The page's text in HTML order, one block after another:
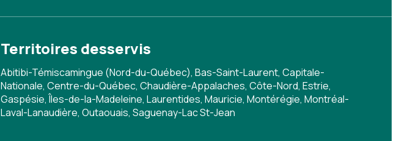
Territoires desservis
Abitibi-Témiscamingue (Nord-du-Québec), Bas-Saint-Laurent, Capitale-
Nationale, Centre-du-Québec, Chaudière-Appalaches, Côte-Nord, Estrie,
Gaspésie, Îles-de-la-Madeleine, Laurentides, Mauricie, Montérégie, Montréal-
Laval-Lanaudière, Outaouais, Saguenay-Lac St-Jean